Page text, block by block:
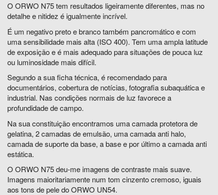
O ORWO N75 tem resultados ligeiramente diferentes, mas no
detalhe e nitidez é igualmente incrível.
É um negativo preto e branco também pancromático e com
uma sensibilidade mais alta (ISO 400). Tem uma ampla latitude
de exposição e é mais adequado para situações de pouca luz
ou luminosidade mais difícil.
Segundo a sua ficha técnica, é recomendado para
documentários, cobertura de notícias, fotografia subaquática e
industrial. Nas condições normais de luz favorece a
profundidade de campo.
Na sua constituição encontramos uma camada protetora de
gelatina, 2 camadas de emulsão, uma camada anti halo,
camada de suporte da base, a base e por último a camada anti
estática.
O ORWO N75 deu-me imagens de contraste mais suave.
Imagens maioritariamente num tom cinzento cremoso, iguais
aos tons de pele do ORWO UN54.